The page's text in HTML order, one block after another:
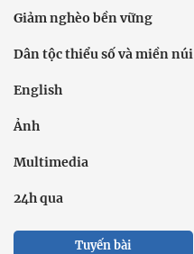
Giảm nghèo bền vững
Dân tộc thiểu số và miền núi
English
Ảnh
Multimedia
24h qua
Tuyến bài